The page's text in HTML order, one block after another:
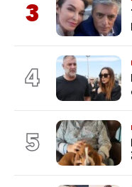
3
4
5